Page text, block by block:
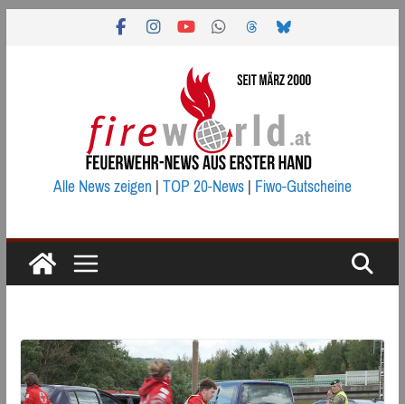
Alle News zeigen|TOP 20-News|Fiwo-Gutscheine